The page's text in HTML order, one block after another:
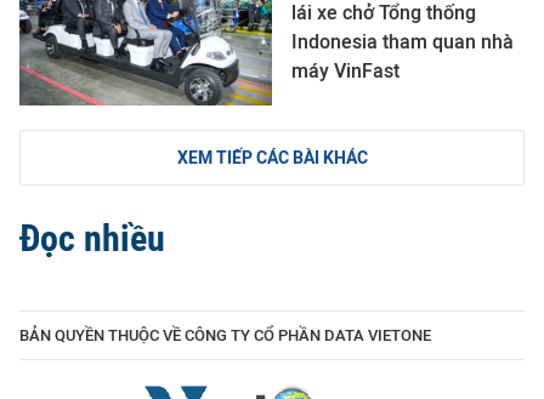
lái xe chở Tổng thống
Indonesia tham quan nhà
máy VinFast
XEM TIẾP CÁC BÀI KHÁC
Đọc nhiều
BẢN QUYỀN THUỘC VỀ CÔNG TY CỔ PHẦN DATA VIETONE